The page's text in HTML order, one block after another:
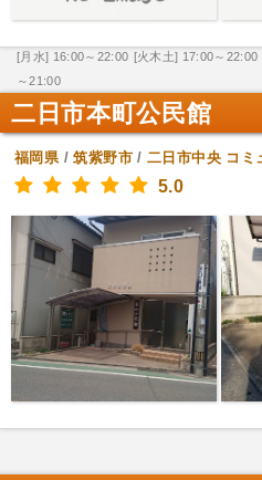
[月水] 16:00～22:00 [火木土] 17:00～22:00
～21:00
二日市本町公民館
福岡県/筑紫野市/二日市中央 コミ
5.0